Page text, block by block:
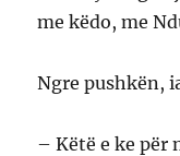
me këdo, me
Ngre pushkën,
– Këtë e ke për